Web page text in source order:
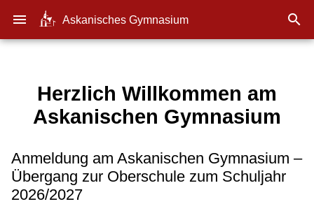
menu Askanisches Gymnasium 
Herzlich Willkommen am
Askanischen Gymnasium
Anmeldung am Askanischen Gymnasium –
Übergang zur Oberschule zum Schuljahr
2026/2027